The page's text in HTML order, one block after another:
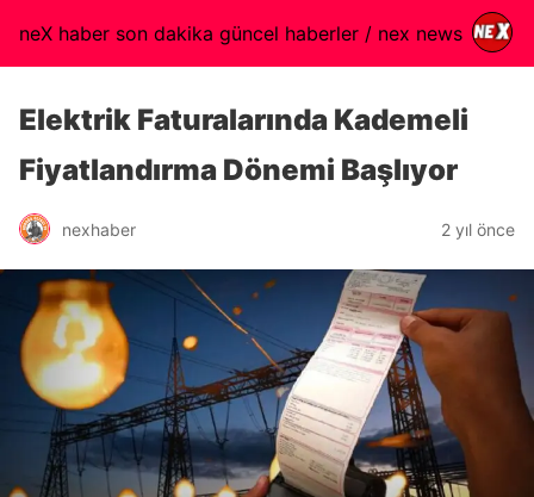
neX haber son dakika güncel haberler / nex news
Elektrik Faturalarında Kademeli
Fiyatlandırma Dönemi Başlıyor
nexhaber 2 yıl önce